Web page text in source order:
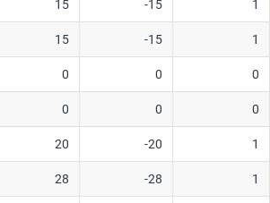
15 -15 1
15 -15 1
0 0 0
0 0 0
20 -20 1
28 -28 1